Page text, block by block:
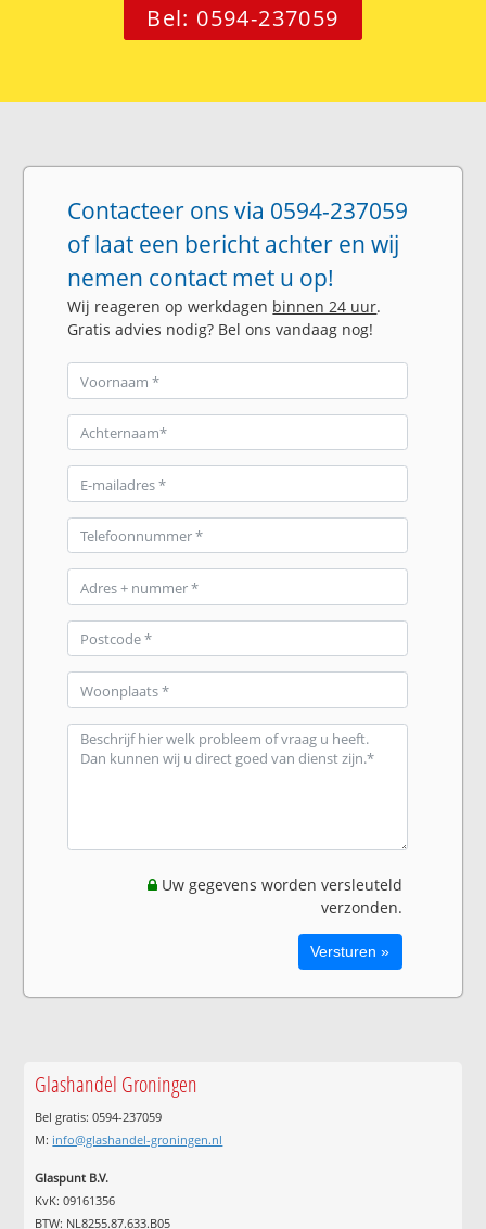
Bel: 0594-237059
Contacteer ons via 0594-237059
of laat een bericht achter en wij
nemen contact met u op!
Wij reageren op werkdagen binnen 24 uur.
Gratis advies nodig? Bel ons vandaag nog!
Uw gegevens worden versleuteld
verzonden.
Glashandel Groningen
Bel gratis: 0594-237059
M: info@glashandel-groningen.nl
Glaspunt B.V.
KvK: 09161356
BTW: NL8255.87.633.B05